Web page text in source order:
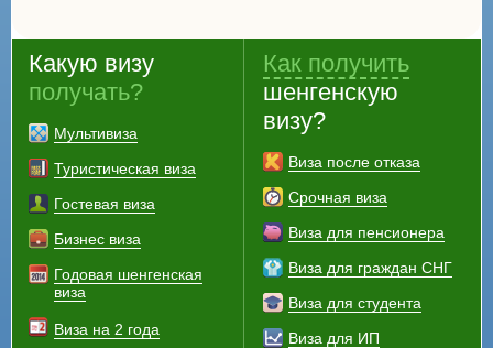
Какую визу
получать?
Мультивиза
Туристическая виза
Гостевая виза
Бизнес виза
Годовая шенгенская
виза
Виза на 2 года
Как получить
шенгенскую
визу?
Виза после отказа
Срочная виза
Виза для пенсионера
Виза для граждан СНГ
Виза для студента
Виза для ИП